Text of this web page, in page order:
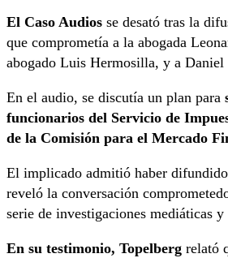
El Caso Audios se desató tras la
que comprometía a la abogada
abogado Luis Hermosilla, y a Daniel
En el audio, se discutía un plan para
funcionarios del Servicio de
de la Comisión para el Mercado
El implicado admitió haber
reveló la conversación
serie de investigaciones mediáticas y
En su testimonio, Topelberg relató